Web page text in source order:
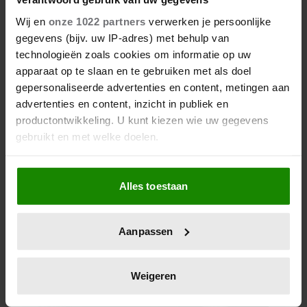
Wij en onze 1022 partners verwerken je persoonlijke
gegevens (bijv. uw IP-adres) met behulp van
technologieën zoals cookies om informatie op uw
apparaat op te slaan en te gebruiken met als doel
gepersonaliseerde advertenties en content, metingen aan
advertenties en content, inzicht in publiek en
productontwikkeling. U kunt kiezen wie uw gegevens
gebruikt en met welke doelen.
Als u het toestaat, willen we ook graag:
Informatie verzamelen over uw geografische
locatie, die tot een paar meter nauwkeurig kan zijn
scannen op specifieke eigenschappen (fingerprinting)
verwerkt en stel uw voorkeuren in het
Alles toestaan
Aanpassen
Weigeren
ZOMERVAKANTIEPLEK VAN DE
BELGISCHE KONINKLIJKE
FAMILIE
28 april 2026
MODEMERKEN VAN PRINSES